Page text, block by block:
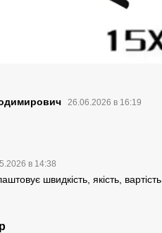
26.06.2026 в 16:19
в 14:38
швидкість, якість, вартість.